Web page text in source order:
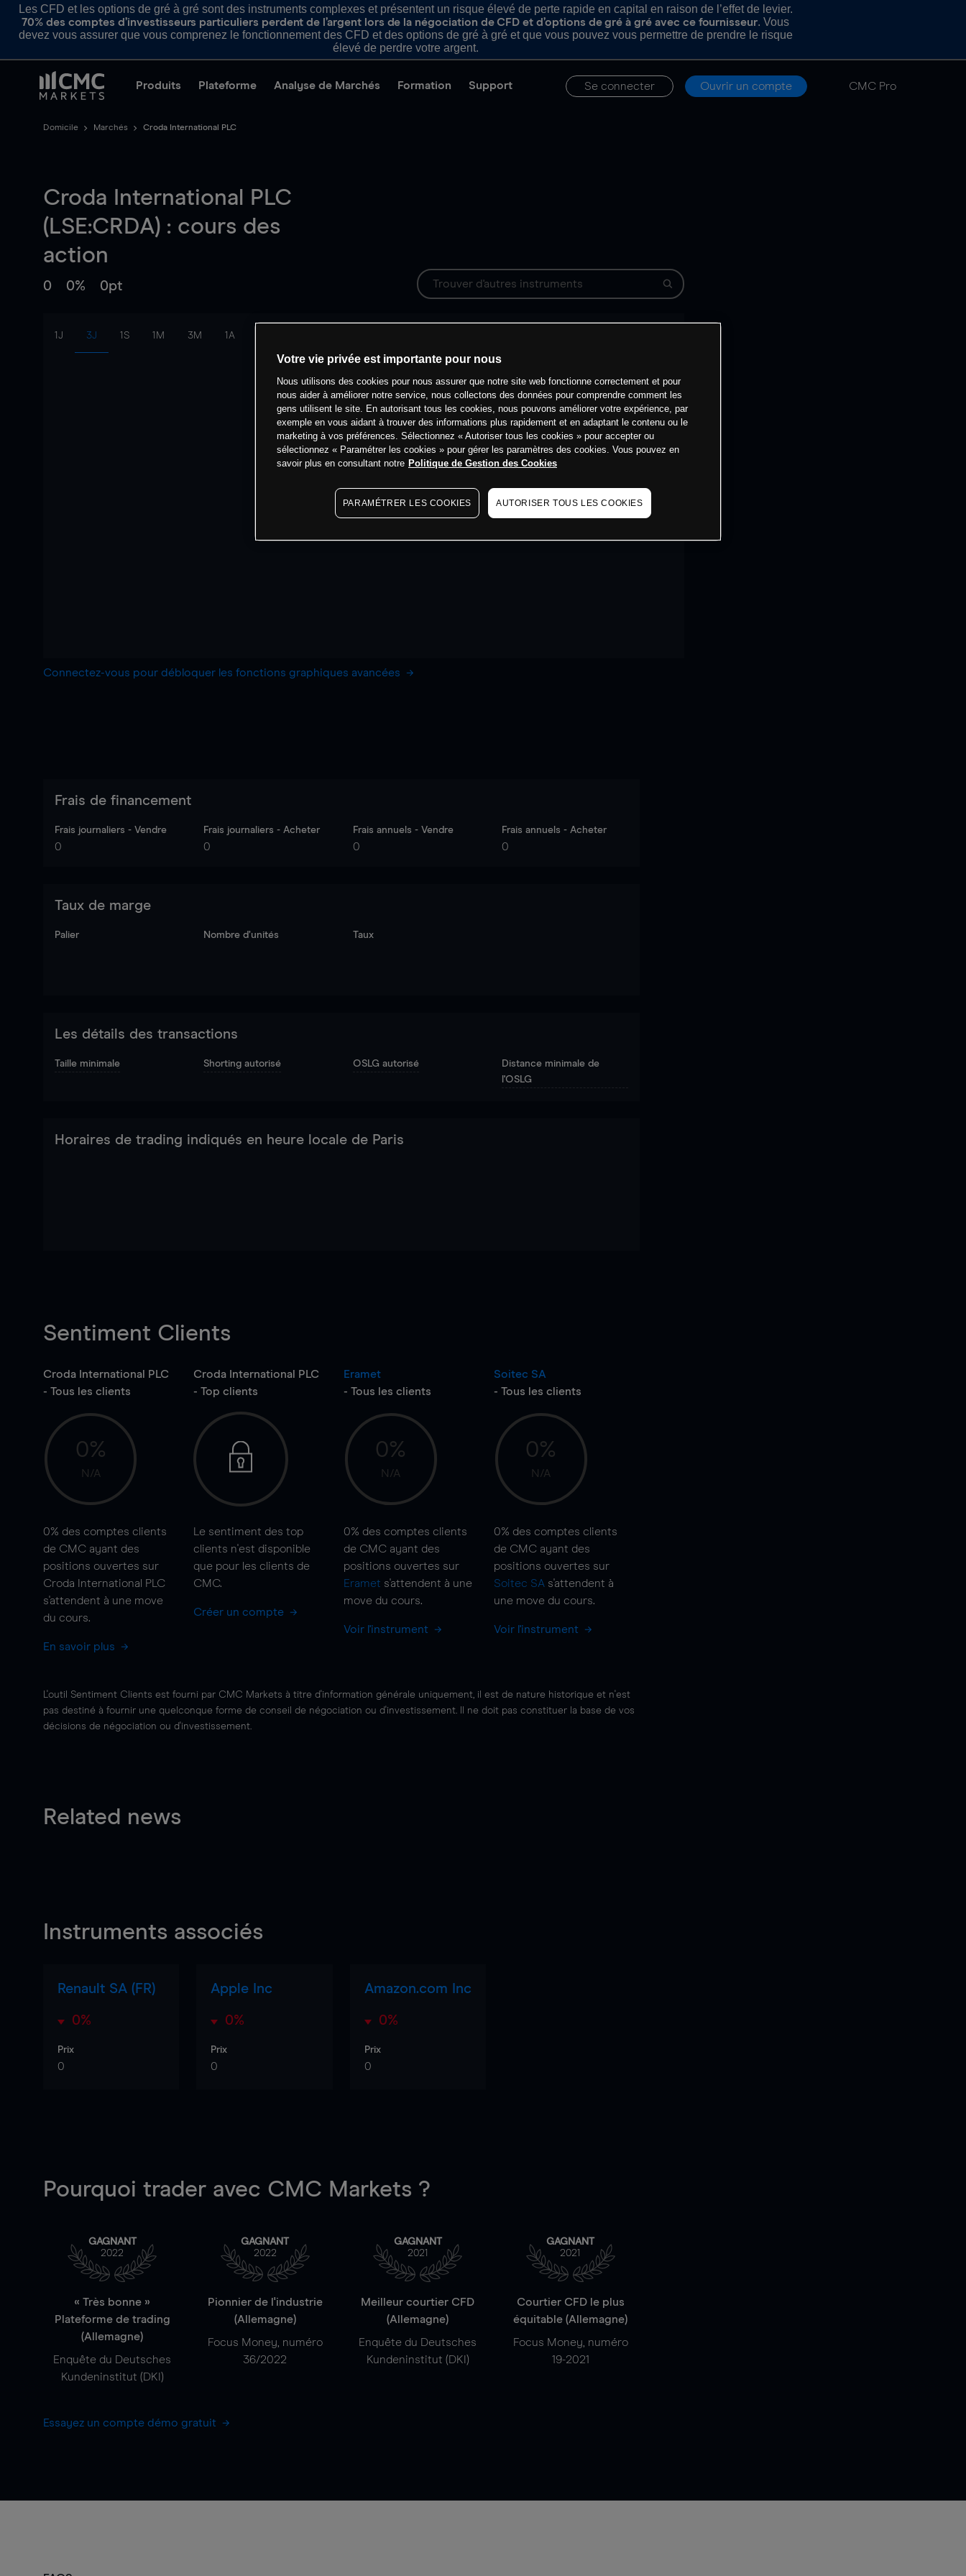
Les CFD et les options de gré à gré sont des instruments complexes et présentent un risque élevé de perte rapide en capital en raison de l’effet de levier.
70% des comptes d’investisseurs particuliers perdent de l’argent lors de la négociation de CFD et d’options de gré à gré avec ce fournisseur. Vous
devez vous assurer que vous comprenez le fonctionnement des CFD et des options de gré à gré et que vous pouvez vous permettre de prendre le risque
élevé de perdre votre argent.
Produits Plateforme Analyse de Marchés Formation Support Se connecter Ouvrir un compte CMC Pro
Domicile Marchés Croda International PLC
Croda International PLC
(LSE:CRDA) : cours des
action
0 0% 0pt
1J 3J 1S 1M 3M 1A
Connectez-vous pour débloquer les fonctions graphiques avancées
Frais de financement
Frais journaliers - Vendre
0
Frais journaliers - Acheter
0
Frais annuels - Vendre
0
Frais annuels - Acheter
0
Taux de marge
Palier Nombre d’unités Taux
Les détails des transactions
Taille minimale Shorting autorisé OSLG autorisé
Distance minimale de
l'OSLG
Horaires de trading indiqués en heure locale de Paris
Sentiment Clients
Croda International PLC
- Tous les clients
0%
N/A
0% des comptes clients
de CMC ayant des
positions ouvertes sur
Croda International PLC
s'attendent à une move
du cours.
En savoir plus
Croda International PLC
- Top clients
Le sentiment des top
clients n'est disponible
que pour les clients de
CMC.
Créer un compte
Eramet
- Tous les clients
0%
N/A
0% des comptes clients
de CMC ayant des
positions ouvertes sur
Eramet s'attendent à une
move du cours.
Voir l'instrument
Soitec SA
- Tous les clients
0%
N/A
0% des comptes clients
de CMC ayant des
positions ouvertes sur
Soitec SA s'attendent à
une move du cours.
Voir l'instrument
L'outil Sentiment Clients est fourni par CMC Markets à titre d'information générale uniquement, il est de nature historique et n'est
pas destiné à fournir une quelconque forme de conseil de négociation ou d'investissement. Il ne doit pas constituer la base de vos
décisions de négociation ou d'investissement.
Related news
Instruments associés
Renault SA (FR)
0%
Prix
0
Apple Inc
0%
Prix
0
Amazon.com Inc
0%
Prix
0
Pourquoi trader avec CMC Markets ?
GAGNANT
2022
« Très bonne »
Plateforme de trading
(Allemagne)
Enquête du Deutsches
Kundeninstitut (DKI)
GAGNANT
2022
Pionnier de l'industrie
(Allemagne)
Focus Money, numéro
36/2022
GAGNANT
2021
Meilleur courtier CFD
(Allemagne)
Enquête du Deutsches
Kundeninstitut (DKI)
GAGNANT
2021
Courtier CFD le plus
équitable (Allemagne)
Focus Money, numéro
19-2021
Essayez un compte démo gratuit
Votre vie privée est importante pour nous
Nous utilisons des cookies pour nous assurer que notre site web fonctionne correctement et pour
nous aider à améliorer notre service, nous collectons des données pour comprendre comment les
gens utilisent le site. En autorisant tous les cookies, nous pouvons améliorer votre expérience, par
exemple en vous aidant à trouver des informations plus rapidement et en adaptant le contenu ou le
marketing à vos préférences. Sélectionnez « Autoriser tous les cookies » pour accepter ou
sélectionnez « Paramétrer les cookies » pour gérer les paramètres des cookies. Vous pouvez en
savoir plus en consultant notre Politique de Gestion des Cookies
PARAMÉTRER LES COOKIES AUTORISER TOUS LES COOKIES